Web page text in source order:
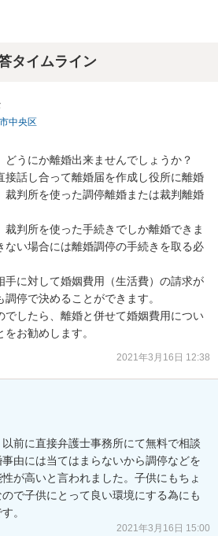
タイムライン
中央区
うにか離婚出来ませんでしょうか？
話し合って離婚届を作成し役所に離婚
裁判所を使った調停離婚または裁判離婚
判所を使った手続きでしか離婚できま
ない場合には離婚調停の手続きを取る必
手に対して婚姻費用（生活費）の請求が
停で決めることができます。
でしたら、離婚と併せて婚姻費用につい
お勧めします。
2021年3月16日 12:38
前に直接弁護士事務所にて無料で相談
由には当てはまらないから調停などを
が高いと言われました。子供にもちょ
で子供にとって良い環境にする為にも
。
2021年3月16日 15:00